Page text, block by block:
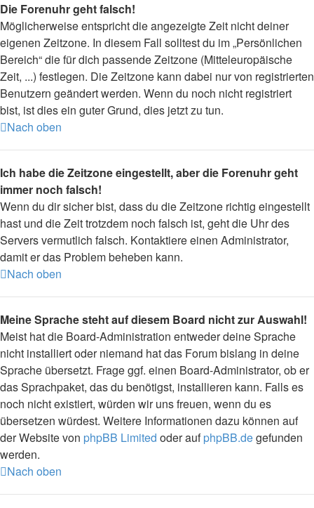
Die Forenuhr geht falsch!
Möglicherweise entspricht die angezeigte Zeit nicht deiner
eigenen Zeitzone. In diesem Fall solltest du im „Persönlichen
Bereich“ die für dich passende Zeitzone (Mitteleuropäische
Zeit, ...) festlegen. Die Zeitzone kann dabei nur von registrierten
Benutzern geändert werden. Wenn du noch nicht registriert
bist, ist dies ein guter Grund, dies jetzt zu tun.
Nach oben
Ich habe die Zeitzone eingestellt, aber die Forenuhr geht
immer noch falsch!
Wenn du dir sicher bist, dass du die Zeitzone richtig eingestellt
hast und die Zeit trotzdem noch falsch ist, geht die Uhr des
Servers vermutlich falsch. Kontaktiere einen Administrator,
damit er das Problem beheben kann.
Nach oben
Meine Sprache steht auf diesem Board nicht zur Auswahl!
Meist hat die Board-Administration entweder deine Sprache
nicht installiert oder niemand hat das Forum bislang in deine
Sprache übersetzt. Frage ggf. einen Board-Administrator, ob er
das Sprachpaket, das du benötigst, installieren kann. Falls es
noch nicht existiert, würden wir uns freuen, wenn du es
übersetzen würdest. Weitere Informationen dazu können auf
der Website von phpBB Limited oder aufphpBB.degefunden
werden.
Nach oben